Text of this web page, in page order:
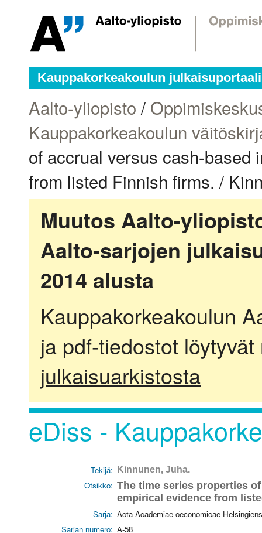
Kauppakorkeakoulun julkaisuportaali
Aalto-yliopisto /
Kauppakorkeakoulun
of accrual versus cash-based
from listed Finnish firms. /
Muutos Aalto-
Aalto-sarjojen
2014 alusta
Kauppakorkeakoulun
ja pdf-tiedostot
julkaisuarkistosta
eDiss -
Tekijä: Kinnunen, Juha.
Otsikko: The time series properties
empirical evidence from
Sarja: Acta Academiae oeconomicae
Sarjan numero: A-58